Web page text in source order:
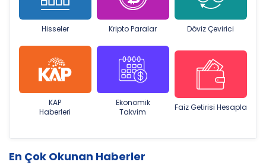
Hisseler Kripto Paralar Döviz Çevirici
KAP
Haberleri
Ekonomik
Takvim
Faiz Getirisi Hesapla
En Çok Okunan Haberler